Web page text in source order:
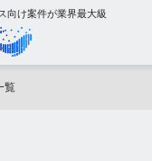
向け案件が業界最大級
覧